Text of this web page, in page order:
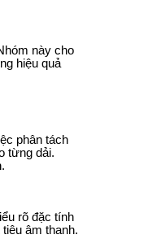
này cho
hiệu quả
phân tách
từng dải.
rõ đặc tính
âm thanh.